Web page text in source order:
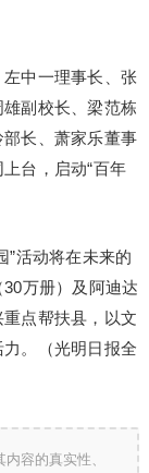
中一理事长、张
副校长、梁范栋
长、萧家乐董事
台，启动“百年
”活动将在未来的
万册）及阿迪达
点帮扶县，以文
。（光明日报全
容的真实性、